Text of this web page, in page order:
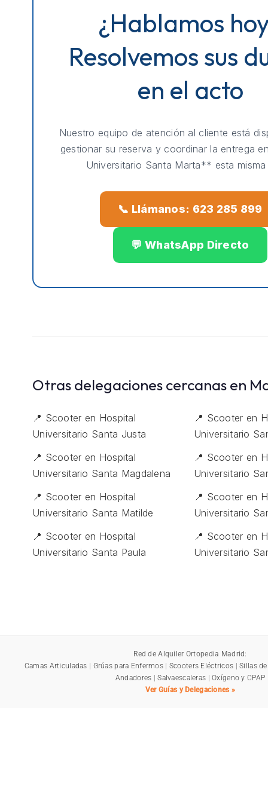
¿Hablamos
Resolvemos sus
en el acto
Nuestro equipo de atención al cliente está
gestionar su reserva y coordinar la entrega
Universitario Santa Marta** esta
📞 Llámanos: 623 285 899
💬 WhatsApp Directo
Otras delegaciones cercanas en
📍 Scooter en Hospital
Universitario Santa Justa
📍 Scooter en
Universitario
📍 Scooter en Hospital
Universitario Santa Magdalena
📍 Scooter en
Universitario
📍 Scooter en Hospital
Universitario Santa Matilde
📍 Scooter en
Universitario
📍 Scooter en Hospital
Universitario Santa Paula
📍 Scooter en
Universitario
Red de Alquiler Ortopedia Madrid:
Camas Articuladas | Grúas para Enfermos | Scooters Eléctricos |Sillas
Andadores |Salvaescaleras |Oxígeno y CPAP
Ver Guías y Delegaciones »